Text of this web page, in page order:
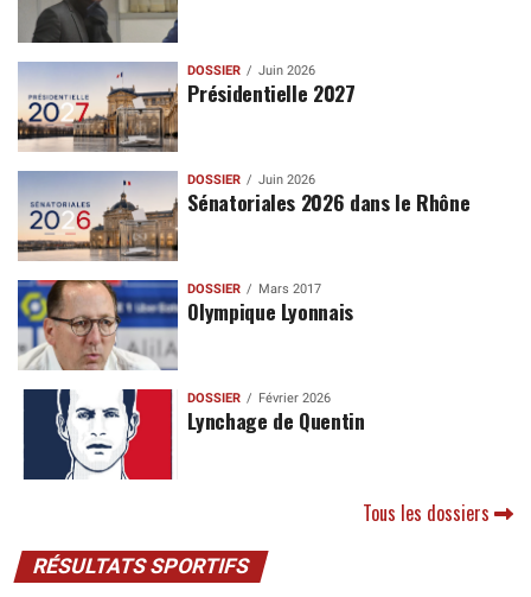
DOSSIER Juin 2026
Présidentielle 2027
DOSSIER Juin 2026
Sénatoriales 2026 dans le Rhône
DOSSIER Mars 2017
Olympique Lyonnais
DOSSIER Février 2026
Lynchage de Quentin
Tous les dossiers
RÉSULTATS SPORTIFS